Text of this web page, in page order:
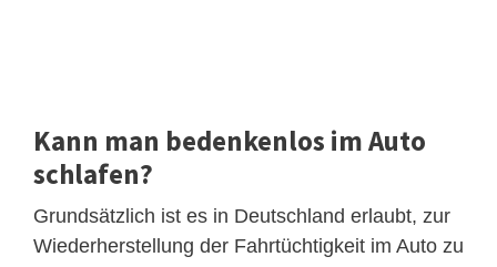
Kann man bedenkenlos im Auto
schlafen?
Grundsätzlich ist es in Deutschland erlaubt, zur
Wiederherstellung der Fahrtüchtigkeit im Auto zu